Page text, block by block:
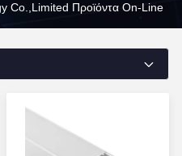
Co.,Limited Προϊόντα On-Line